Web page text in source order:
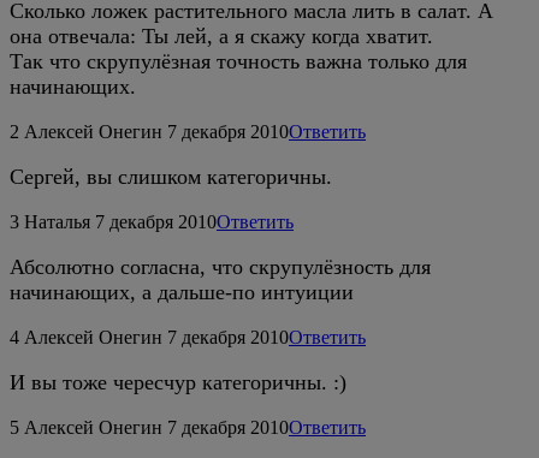
Сколько ложек растительного масла лить в салат. А
она отвечала: Ты лей, а я скажу когда хватит.
Так что скрупулёзная точность важна только для
начинающих.
2 Алексей Онегин 7 декабря 2010Ответить
Сергей, вы слишком категоричны.
3 Наталья 7 декабря 2010Ответить
Абсолютно согласна, что скрупулёзность для
начинающих, а дальше-по интуиции
4 Алексей Онегин 7 декабря 2010Ответить
И вы тоже чересчур категоричны. :)
5 Алексей Онегин 7 декабря 2010Ответить